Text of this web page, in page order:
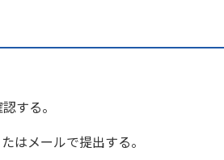
する。
はメールで提出する。